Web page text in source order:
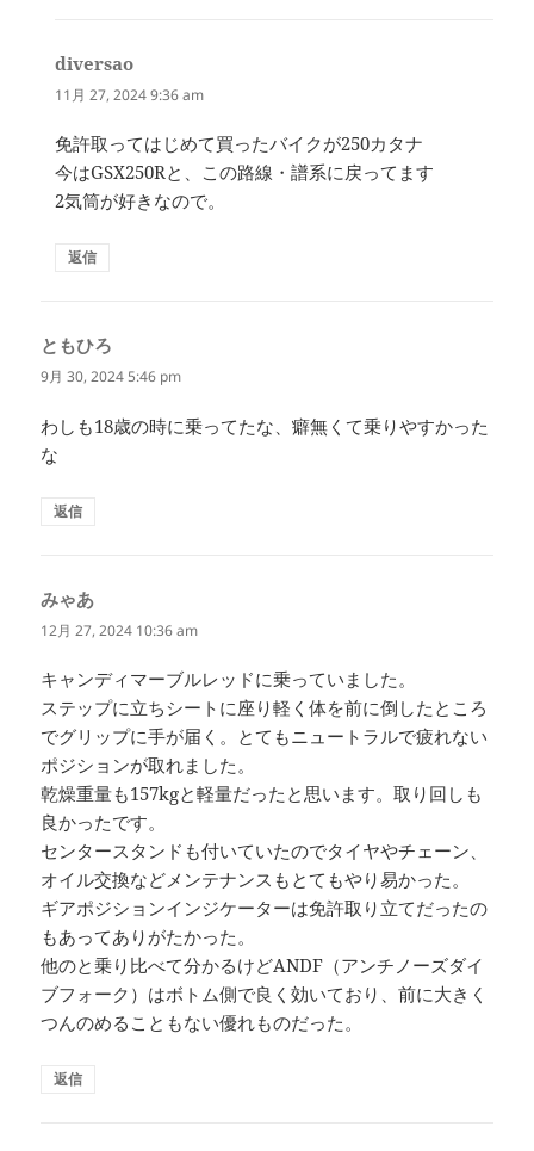
diversao
り:
11月 27, 2024 9:36 am
免許取ってはじめて買ったバイクが250カタナ
今はGSX250Rと、この路線・譜系に戻ってます
2気筒が好きなので。
返信
ともひろ
り:
9月 30, 2024 5:46 pm
わしも18歳の時に乗ってたな、癖無くて乗りやすかった
な
返信
みゃあ
り:
12月 27, 2024 10:36 am
キャンディマーブルレッドに乗っていました。
ステップに立ちシートに座り軽く体を前に倒したところ
でグリップに手が届く。とてもニュートラルで疲れない
ポジションが取れました。
乾燥重量も157kgと軽量だったと思います。取り回しも
良かったです。
センタースタンドも付いていたのでタイヤやチェーン、
オイル交換などメンテナンスもとてもやり易かった。
ギアポジションインジケーターは免許取り立てだったの
もあってありがたかった。
他のと乗り比べて分かるけどANDF（アンチノーズダイ
ブフォーク）はボトム側で良く効いており、前に大きく
つんのめることもない優れものだった。
返信